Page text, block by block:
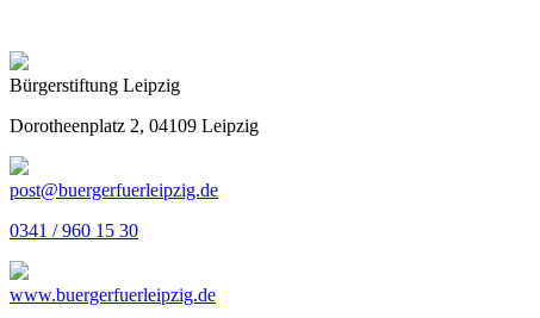
Bürgerstiftung Leipzig
Dorotheenplatz 2, 04109 Leipzig
post@buergerfuerleipzig.de
0341 / 960 15 30
www.buergerfuerleipzig.de